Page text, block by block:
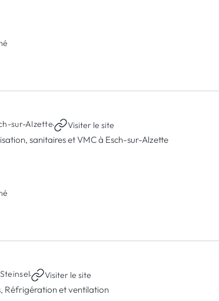
sur-Alzette· Visiter le site
sanitaires et VMC à Esch-sur-Alzette
· Visiter le site
Réfrigération et ventilation